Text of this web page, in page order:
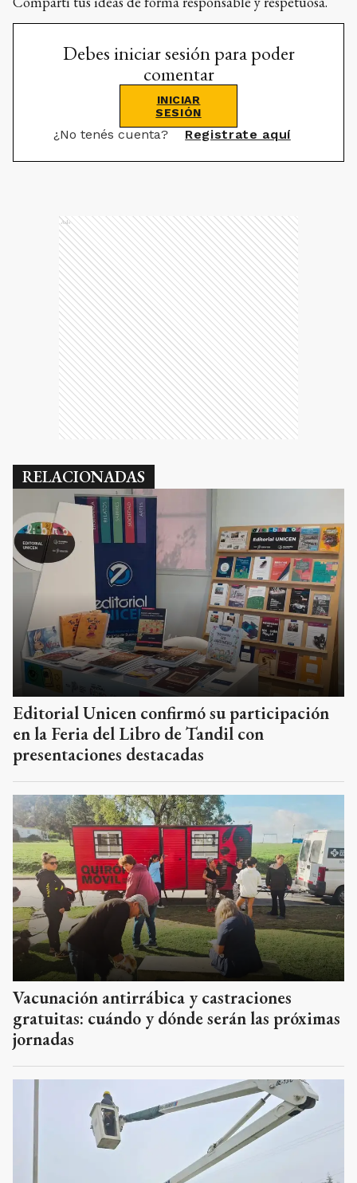
Debes iniciar sesión para poder
comentar
INICIAR
SESIÓN
¿No tenés cuenta? Registrate aquí
Ads
RELACIONADAS
Editorial Unicen confirmó su participación
en la Feria del Libro de Tandil con
presentaciones destacadas
Vacunación antirrábica y castraciones
gratuitas: cuándo y dónde serán las próximas
jornadas